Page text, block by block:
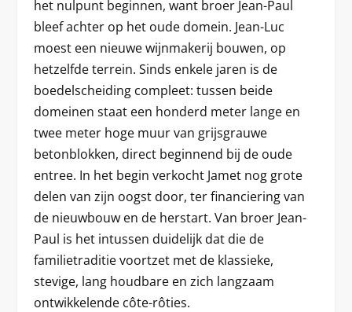
het nulpunt beginnen, want broer Jean-Paul
bleef achter op het oude domein. Jean-Luc
moest een nieuwe wijnmakerij bouwen, op
hetzelfde terrein. Sinds enkele jaren is de
boedelscheiding compleet: tussen beide
domeinen staat een honderd meter lange en
twee meter hoge muur van grijsgrauwe
betonblokken, direct beginnend bij de oude
entree. In het begin verkocht Jamet nog grote
delen van zijn oogst door, ter financiering van
de nieuwbouw en de herstart. Van broer Jean-
Paul is het intussen duidelijk dat die de
familietraditie voortzet met de klassieke,
stevige, lang houdbare en zich langzaam
ontwikkelende côte-rôties.